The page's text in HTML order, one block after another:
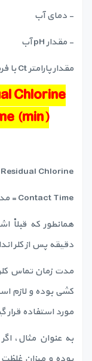
- دمای آب
- مقدار pH آب
مقدار پارامتر Ct با فرمول زیر محاسبه می شود:
Chlorine
(min)
Residual Chlorine = کلر باقیمانده (میلی گرم / لیتر)
Contact Time = مدت زمان تماس کلر با آب (دقیقه)
دقیقه پس از کلر
مدت زمان تماس
کشی بوده و لازم
مورد استفاده قرار